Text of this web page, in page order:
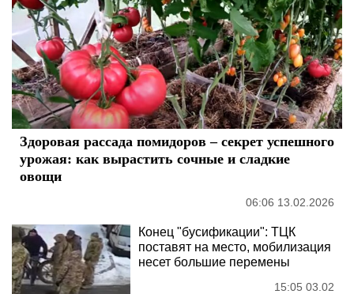
Здоровая рассада помидоров – секрет успешного
урожая: как вырастить сочные и сладкие
овощи
06:06 13.02.2026
Конец "бусификации": ТЦК
поставят на место, мобилизация
несет большие перемены
15:05 03.02